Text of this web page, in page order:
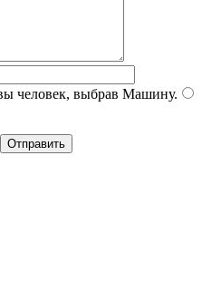
человек, выбрав Машину.